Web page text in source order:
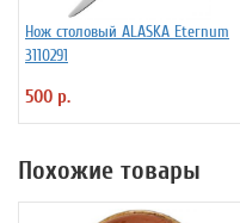
Нож столовый ALASKA Eternum
3110291
500 р.
Похожие товары